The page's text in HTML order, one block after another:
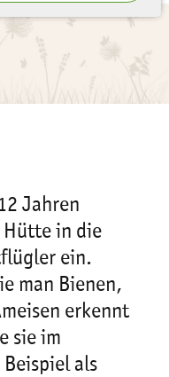
Jahren
Hütte in die
ein.
man Bienen,
erkennt
sie im
Beispiel als